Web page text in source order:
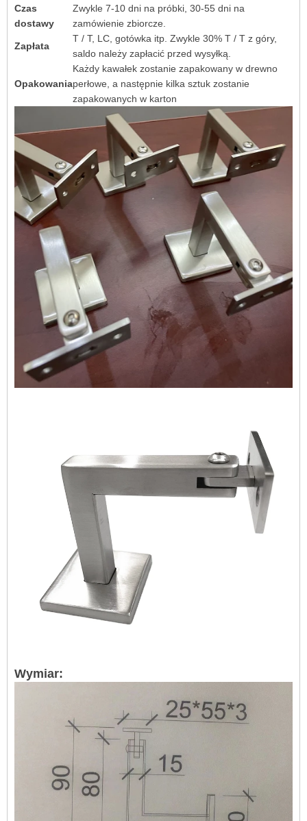
Czas
dostawy
Zwykle 7-10 dni na próbki, 30-55 dni na
zamówienie zbiorcze.
Zapłata
T / T, LC, gotówka itp. Zwykle 30% T / T z góry,
saldo należy zapłacić przed wysyłką.
Opakowania
Każdy kawałek zostanie zapakowany w drewno
perłowe, a następnie kilka sztuk zostanie
zapakowanych w karton
Wymiar: